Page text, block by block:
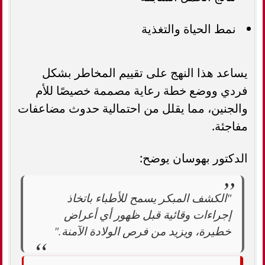
نمط الحياة والتغذية
يساعد هذا النهج على تقييم المخاطر بشكل
فردي ووضع خطة رعاية مصممة خصيصًا للأم
والجنين، مما يقلل من احتمالية حدوث مضاعفات
مفاجئة.
الدكتور بهوسان يوضح:
"الكشف المبكر يسمح للأطباء باتخاذ
إجراءات وقائية قبل ظهور أي أعراض
خطيرة، ويزيد من فرص الولادة الآمنة."